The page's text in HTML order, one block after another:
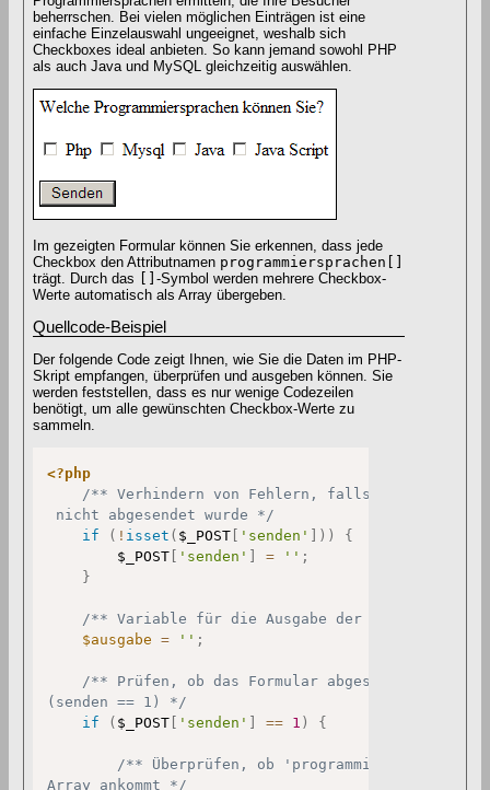
beherrschen. Bei vielen möglichen Einträgen ist eine
einfache Einzelauswahl ungeeignet, weshalb sich
Checkboxes ideal anbieten. So kann jemand sowohl PHP
als auch Java und MySQL gleichzeitig auswählen.
Im gezeigten Formular können Sie erkennen, dass jede
Checkbox den Attributnamen programmiersprachen[]
trägt. Durch das
-Symbol werden mehrere Checkbox-
Werte automatisch als Array übergeben.
Quellcode-Beispiel
Der folgende Code zeigt Ihnen, wie Sie die Daten im PHP-
Skript empfangen, überprüfen und ausgeben können. Sie
werden feststellen, dass es nur wenige Codezeilen
benötigt, um alle gewünschten Checkbox-Werte zu
sammeln.
<?php
/** Verhindern von Fehlern, falls das Formular
nicht abgesendet wurde */
if
( ! isset ( $_POST [ 'senden' ] ) )
{
$_POST [ 'senden' ] = '' ;
}
/** Variable für die Ausgabe der Checkbox-
$ausgabe
= '' ;
/** Prüfen, ob das Formular abgeschickt wurde
(senden == 1) */
if
( $_POST [ 'senden' ] == 1 ) {
/** Überprüfen, ob 'programmiersprachen'
Array ankommt */